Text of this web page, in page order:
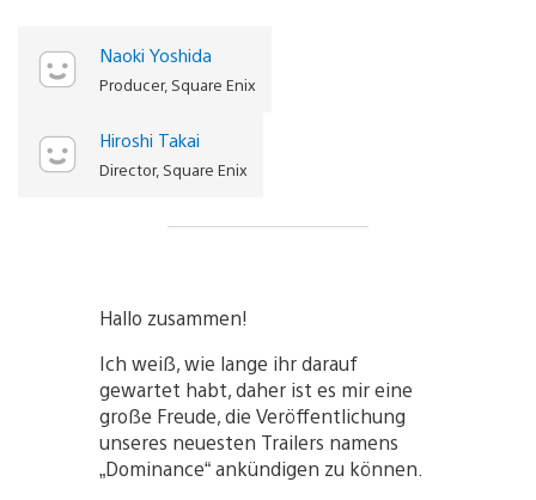
Naoki Yoshida
Producer, Square Enix
Hiroshi Takai
Director, Square Enix
Hallo zusammen!
Ich weiß, wie lange ihr darauf
gewartet habt, daher ist es mir eine
große Freude, die Veröffentlichung
unseres neuesten Trailers namens
„Dominance“ ankündigen zu können.